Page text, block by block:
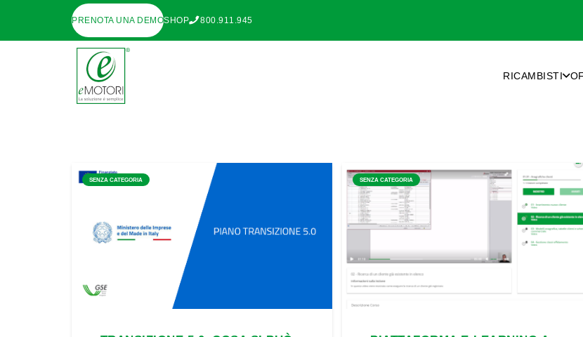
PRENOTA UNA DEMOSHOP 800.911.945
RICAMBISTI
SENZA CATEGORIA SENZA CATEGORIA